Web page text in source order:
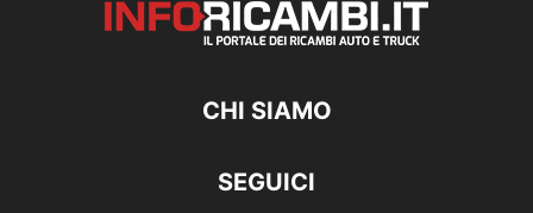
CHI SIAMO
SEGUICI